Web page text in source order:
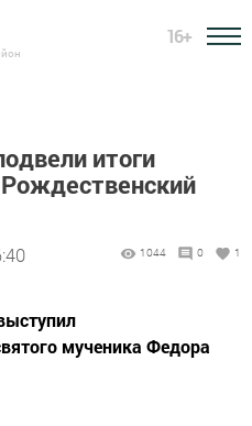
16+
итоги
1044 0 1
мученика Федора